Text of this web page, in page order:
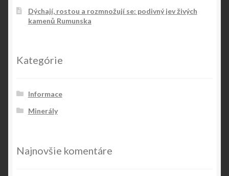
Dýchají, rostou a rozmnožují se: podivný jev živých
kamenů Rumunska
Kategórie
Informace
Minerály
Najnovšie komentáre